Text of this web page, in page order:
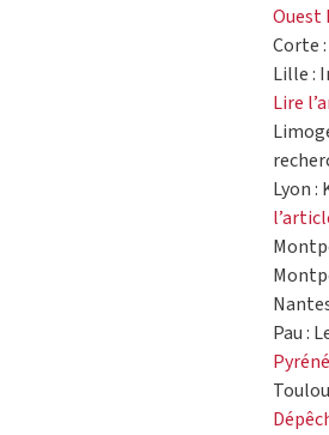
Ouest
Corte
Lille :
Lire
Lyon :
Pau :